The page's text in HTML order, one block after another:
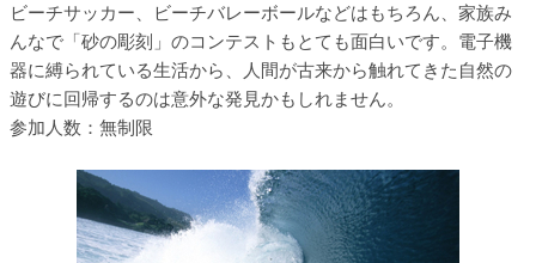
ビーチサッカー、ビーチバレーボールなどはもちろん、家族み
んなで「砂の彫刻」のコンテストもとても面白いです。電子機
器に縛られている生活から、人間が古来から触れてきた自然の
遊びに回帰するのは意外な発見かもしれません。
参加人数：無制限